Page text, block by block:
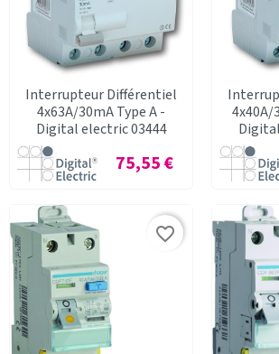
Interrupteur Différentiel
4x63A/30mA Type A -
Digital electric 03444
Prix
75,55 €
4x40A/
favorite_border